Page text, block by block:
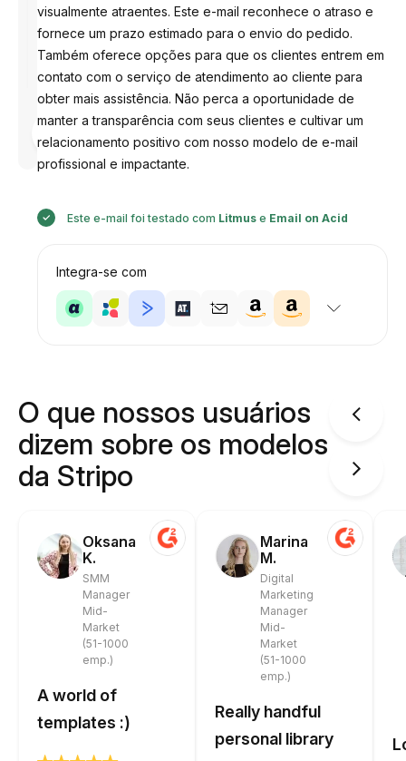
Desenhado
Anastasiia
visualmente atraentes. Este e-mail reconhece o atraso e
fornece um prazo estimado para o envio do pedido.
Também oferece opções para que os clientes entrem em
contato com o serviço de atendimento ao cliente para
obter mais assistência. Não perca a oportunidade de
manter a transparência com seus clientes e cultivar um
relacionamento positivo com nosso modelo de e-mail
profissional e impactante.
Este e-mail foi testado com Litmuse Email on Acid
Integra-se com
O que nossos usuários
dizem sobre os modelos
da Stripo
Oksana
K.
SMM
Manager
Mid-
Market
(51-1000
emp.)
A world of
templates :)
Marina
M.
Digital
Marketing
Manager
Mid-
Market
(51-1000
emp.)
Really handful
personal library